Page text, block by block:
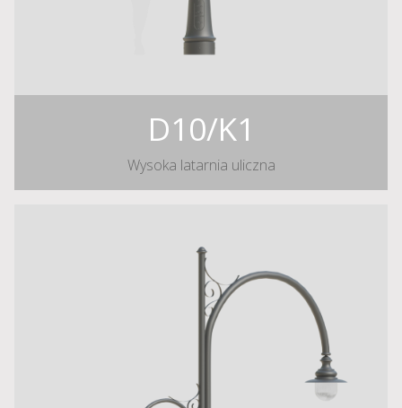
D10/K1
Wysoka latarnia uliczna